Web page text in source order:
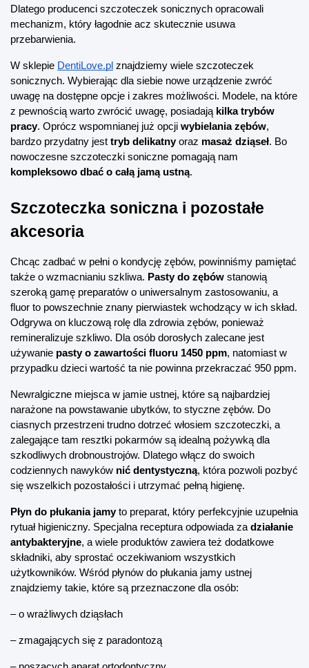
Dlatego producenci szczoteczek sonicznych opracowali
mechanizm, który łagodnie acz skutecznie usuwa
przebarwienia.
W sklepie DentiLove.pl znajdziemy wiele szczoteczek
sonicznych. Wybierając dla siebie nowe urządzenie zwróć
uwagę na dostępne opcje i zakres możliwości. Modele, na które
z pewnością warto zwrócić uwagę, posiadają kilka trybów
pracy. Oprócz wspomnianej już opcji wybielania zębów,
bardzo przydatny jest tryb delikatny oraz masaż dziąseł. Bo
kompleksowo dbać o całą jamą ustną.
Szczoteczka soniczna i pozostałe
akcesoria
Chcąc zadbać w pełni o kondycję zębów, powinniśmy pamiętać
także o wzmacnianiu szkliwa. Pasty do zębów stanowią
szeroką gamę preparatów o uniwersalnym zastosowaniu, a
fluor to powszechnie znany pierwiastek wchodzący w ich skład.
Odgrywa on kluczową rolę dla zdrowia zębów, ponieważ
remineralizuje szkliwo. Dla osób dorosłych zalecane jest
używanie pasty o zawartości fluoru 1450 ppm, natomiast w
przypadku dzieci wartość ta nie powinna przekraczać 950 ppm.
Newralgiczne miejsca w jamie ustnej, które są najbardziej
narażone na powstawanie ubytków, to styczne zębów. Do
ciasnych przestrzeni trudno dotrzeć włosiem szczoteczki, a
zalegające tam resztki pokarmów są idealną pożywką dla
szkodliwych drobnoustrojów. Dlatego włącz do swoich
codziennych nawyków nić dentystyczną, która pozwoli pozbyć
się wszelkich pozostałości i utrzymać pełną higienę.
Płyn do płukania jamy to preparat, który perfekcyjnie uzupełnia
rytuał higieniczny. Specjalna receptura odpowiada za działanie
antybakteryjne, a wiele produktów zawiera też dodatkowe
składniki, aby sprostać oczekiwaniom wszystkich
użytkowników. Wśród płynów do płukania jamy ustnej
znajdziemy takie, które są przeznaczone dla osób:
– o wrażliwych dziąsłach
– zmagających się z paradontozą